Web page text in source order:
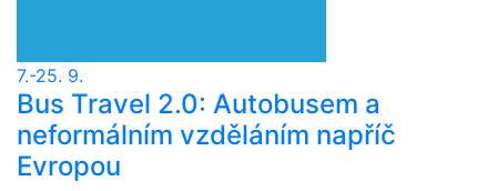
7.-25. 9.
Bus Travel 2.0: Autobusem a
neformálním vzděláním napříč
Evropou